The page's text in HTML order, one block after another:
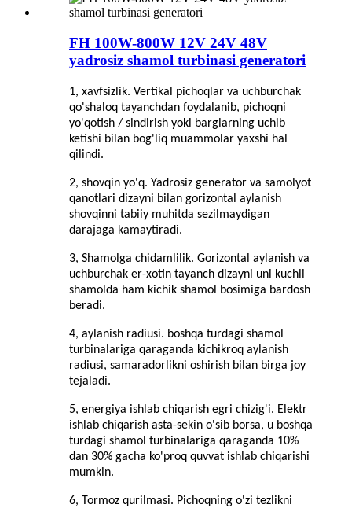
FH 100W-800W 12V 24V 48V
yadrosiz shamol turbinasi generatori
1, xavfsizlik. Vertikal pichoqlar va uchburchak
qo'shaloq tayanchdan foydalanib, pichoqni
yo'qotish / sindirish yoki barglarning uchib
ketishi bilan bog'liq muammolar yaxshi hal
qilindi.
2, shovqin yo'q. Yadrosiz generator va samolyot
qanotlari dizayni bilan gorizontal aylanish
shovqinni tabiiy muhitda sezilmaydigan
darajaga kamaytiradi.
3, Shamolga chidamlilik. Gorizontal aylanish va
uchburchak er-xotin tayanch dizayni uni kuchli
shamolda ham kichik shamol bosimiga bardosh
beradi.
4, aylanish radiusi. boshqa turdagi shamol
turbinalariga qaraganda kichikroq aylanish
radiusi, samaradorlikni oshirish bilan birga joy
tejaladi.
5, energiya ishlab chiqarish egri chizig'i. Elektr
ishlab chiqarish asta-sekin o'sib borsa, u boshqa
turdagi shamol turbinalariga qaraganda 10%
dan 30% gacha ko'proq quvvat ishlab chiqarishi
mumkin.
6, Tormoz qurilmasi. Pichoqning o'zi tezlikni